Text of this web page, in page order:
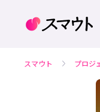
スマウト プロジ